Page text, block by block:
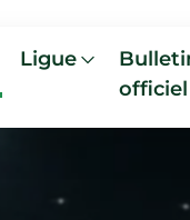
Ligue
officiel